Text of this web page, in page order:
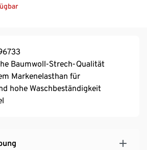
Baumwoll-Strech-Qualität
Markenelasthan für
hohe Waschbeständigkeit